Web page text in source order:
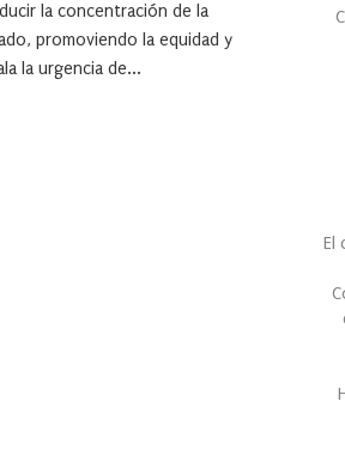
la concentración de la
promoviendo la equidad y
la urgencia de...
El